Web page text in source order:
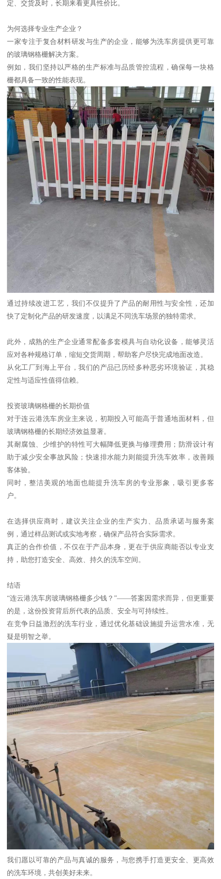
定、交货及时，长期来看更具性价比。
为何选择专业生产企业？
一家专注于复合材料研发与生产的企业，能够为洗车房提供更可靠
的玻璃钢格栅解决方案。
例如，我们坚持以严格的生产标准与品质管控流程，确保每一块格
栅都具备一致的性能表现。
通过持续改进工艺，我们不仅提升了产品的耐用性与安全性，还加
快了定制化产品的研发速度，以满足不同洗车场景的独特需求。
此外，成熟的生产企业通常配备多套模具与自动化设备，能够灵活
应对各种规格订单，缩短交货周期，帮助客户尽快完成地面改造。
从化工厂到海上平台，我们的产品已历经多种恶劣环境验证，其稳
定性与适应性值得信赖。
投资玻璃钢格栅的长期价值
对于连云港洗车房业主来说，初期投入可能高于普通地面材料，但
玻璃钢格栅的长期经济效益显著。
其耐腐蚀、少维护的特性可大幅降低更换与修理费用；防滑设计有
助于减少安全事故风险；快速排水能力则能提升洗车效率，改善顾
客体验。
同时，整洁美观的地面也能提升洗车房的专业形象，吸引更多客
户。
在选择供应商时，建议关注企业的生产实力、品质承诺与服务案
例，通过样品测试或实地考察，确保产品符合实际需求。
真正的合作价值，不仅在于产品本身，更在于供应商能否以专业支
持，助您打造安全、高效、持久的洗车空间。
结语
“连云港洗车房玻璃钢格栅多少钱？”——答案因需求而异，但更重要
的是，这份投资背后所代表的品质、安全与可持续性。
在竞争日益激烈的洗车行业，通过优化基础设施提升运营水准，无
疑是明智之举。
我们愿以可靠的产品与真诚的服务，与您携手打造更安全、更高效
的洗车环境，共创美好未来。